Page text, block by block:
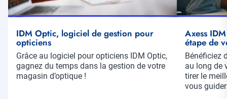
IDM Optic, logiciel de gestion pour
opticiens
Résumé
Grâce au logiciel pour opticiens IDM Optic,
gagnez du temps dans la gestion de votre
magasin d’optique !
Axess
étape de
Résumé
Bénéficiez
au long de
tirer le
vous